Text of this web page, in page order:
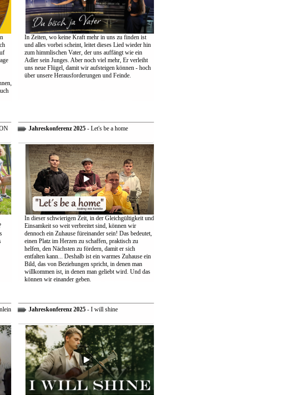
In Zeiten, wo keine Kraft mehr in uns zu finden ist
und alles vorbei scheint, leitet dieses Lied wieder hin
zum himmlischen Vater, der uns auffängt wie ein
Adler sein Junges. Aber noch viel mehr, Er verleiht
uns neue Flügel, damit wir aufsteigen können - hoch
über unsere Herausforderungen und Feinde.
Jahreskonferenz 2025- Let's be a home
In dieser schwierigen Zeit, in der Gleichgültigkeit und
Einsamkeit so weit verbreitet sind, können wir
dennoch ein Zuhause füreinander sein! Das bedeutet,
einen Platz im Herzen zu schaffen, praktisch zu
helfen, den Nächsten zu fördern, damit er sich
entfalten kann... Deshalb ist ein warmes Zuhause ein
Bild, das von Beziehungen spricht, in denen man
willkommen ist, in denen man geliebt wird. Und das
können wir einander geben.
Jahreskonferenz 2025- I will shine